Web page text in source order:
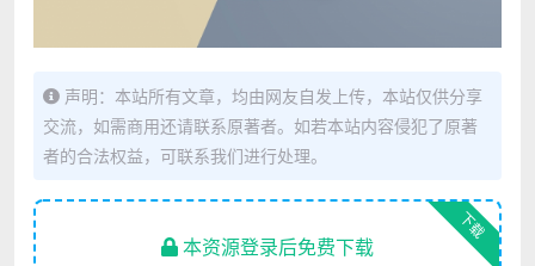
声明：本站所有文章，均由网友自发上传，本站仅供分享
交流，如需商用还请联系原著者。如若本站内容侵犯了原著
者的合法权益，可联系我们进行处理。
下载
本资源登录后免费下载